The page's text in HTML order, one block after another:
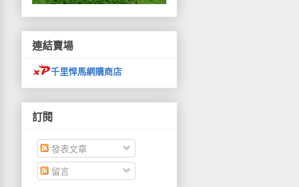
連結賣場
千里悍馬網購商店
訂閱
發表文章
留言